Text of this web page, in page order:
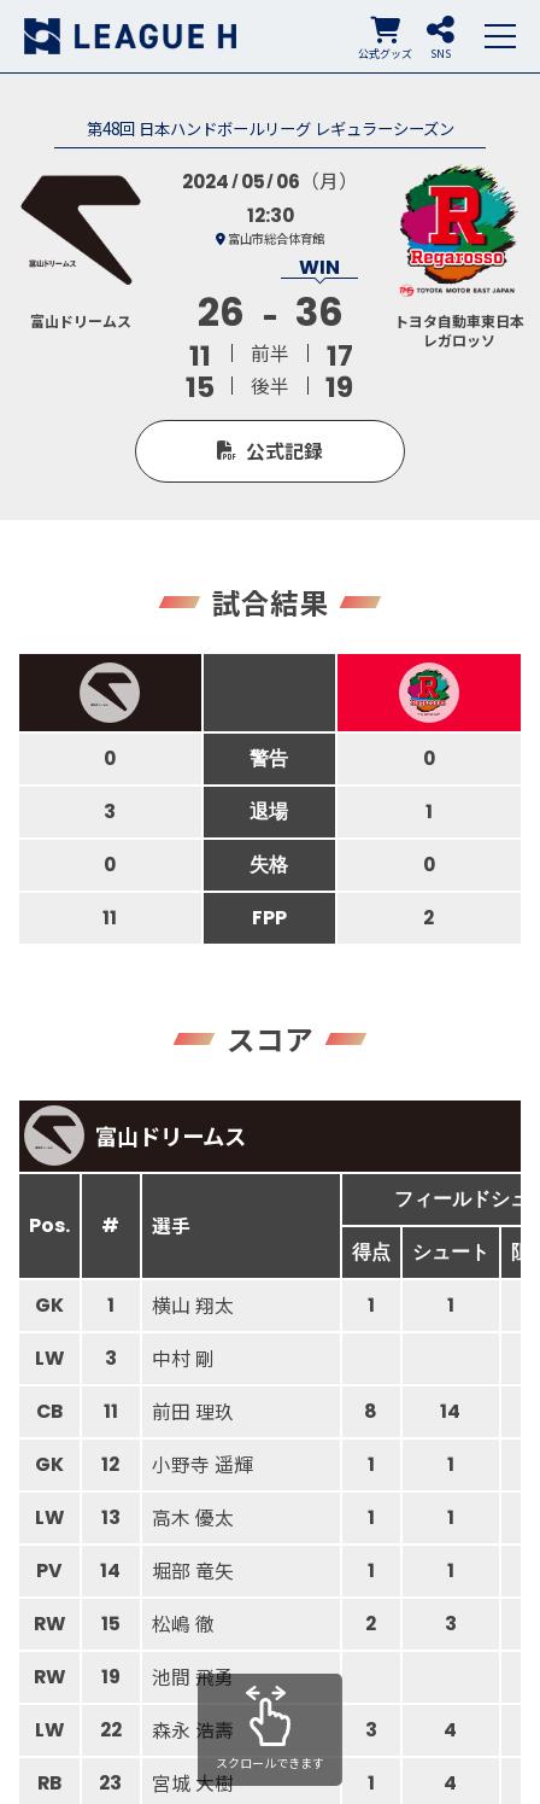
SNS
公式グッズ
第48回 日本ハンドボールリーグ レギュラーシーズン
富山ドリームス
2024 05 06 （月）
12:30
富山市総合体育館
26 36
11 前半
17
15
後半 19
トヨタ自動車東日本
レガロッソ
公式記録
試合結果
0 警告 0
3 退場 1
0 失格 0
11 FPP 2
スコア
富山ドリームス
Pos. # 選手
フィールドシュ
得点 シュート 阻
GK 1 横山 翔太 1 1
LW 3 中村 剛
CB 11 前田 理玖 8 14
GK 12 小野寺 遥輝 1 1
LW 13 高木 優太 1 1
PV 14 堀部 竜矢 1 1
RW 15 松嶋 徹 2 3
RW 19 池間 飛勇
LW 22 森永 浩壽 3 4
RB 23 宮城 大樹 1 4
スクロールできます